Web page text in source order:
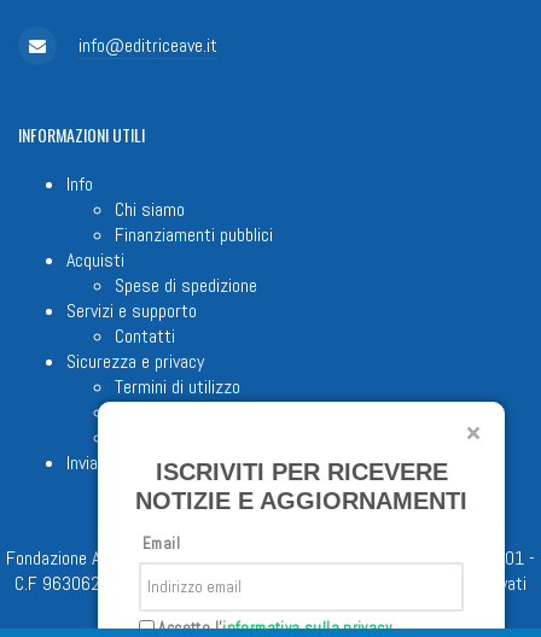
info@editriceave.it
INFORMAZIONIUTILI
Info
Chi siamo
Finanziamenti pubblici
Acquisti
Spese di spedizione
Servizi e supporto
Contatti
Sicurezza e privacy
Termini di utilizzo
Invia proposta editoriale
Fondazione Apostolicam Actuositatem ETS © 2023 - P.I. 05398481001 -
C.F 96306220581 - REA 888781 del 23/02/98 - Tutti i diritti riservati
ISCRIVITI PER RICEVERE
NOTIZIE E AGGIORNAMENTI
Email
Accetto l'informativa sulla privacy